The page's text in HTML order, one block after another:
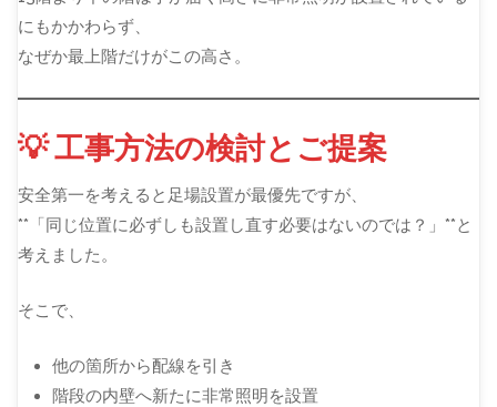
にもかかわらず、
なぜか最上階だけがこの高さ。
💡 工事方法の検討とご提案
安全第一を考えると足場設置が最優先ですが、
**「同じ位置に必ずしも設置し直す必要はないのでは？」**と
考えました。
そこで、
他の箇所から配線を引き
階段の内壁へ新たに非常照明を設置